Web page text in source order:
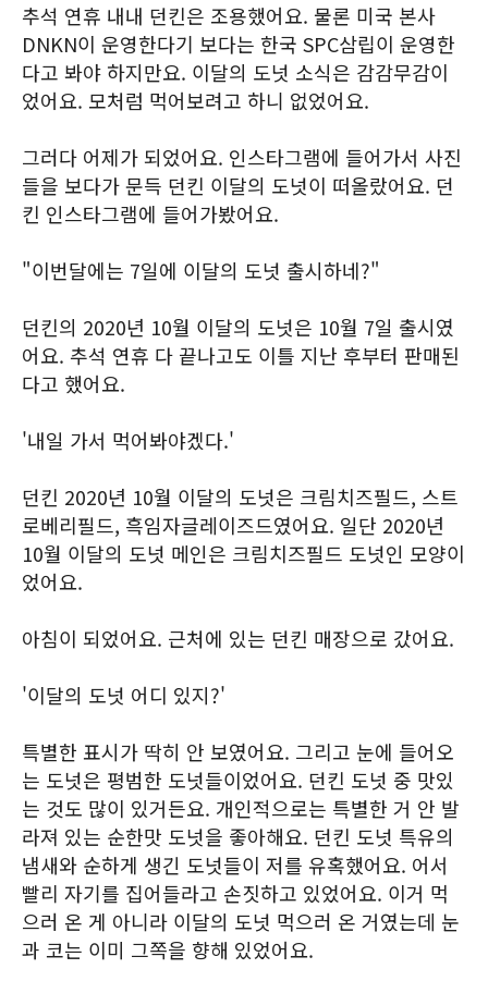
추석 연휴 내내 던킨은 조용했어요. 물론 미국 본사
DNKN이 운영한다기 보다는 한국 SPC삼립이 운영한
다고 봐야 하지만요. 이달의 도넛 소식은 감감무감이
었어요. 모처럼 먹어보려고 하니 없었어요.
그러다 어제가 되었어요. 인스타그램에 들어가서 사진
들을 보다가 문득 던킨 이달의 도넛이 떠올랐어요. 던
킨 인스타그램에 들어가봤어요.
"이번달에는 7일에 이달의 도넛 출시하네?"
던킨의 2020년 10월 이달의 도넛은 10월 7일 출시였
어요. 추석 연휴 다 끝나고도 이틀 지난 후부터 판매된
다고 했어요.
'내일 가서 먹어봐야겠다.'
던킨 2020년 10월 이달의 도넛은 크림치즈필드, 스트
로베리필드, 흑임자글레이즈드였어요. 일단 2020년
10월 이달의 도넛 메인은 크림치즈필드 도넛인 모양이
었어요.
아침이 되었어요. 근처에 있는 던킨 매장으로 갔어요.
'이달의 도넛 어디 있지?'
특별한 표시가 딱히 안 보였어요. 그리고 눈에 들어오
는 도넛은 평범한 도넛들이었어요. 던킨 도넛 중 맛있
는 것도 많이 있거든요. 개인적으로는 특별한 거 안 발
라져 있는 순한맛 도넛을 좋아해요. 던킨 도넛 특유의
냄새와 순하게 생긴 도넛들이 저를 유혹했어요. 어서
빨리 자기를 집어들라고 손짓하고 있었어요. 이거 먹
으러 온 게 아니라 이달의 도넛 먹으러 온 거였는데 눈
과 코는 이미 그쪽을 향해 있었어요.